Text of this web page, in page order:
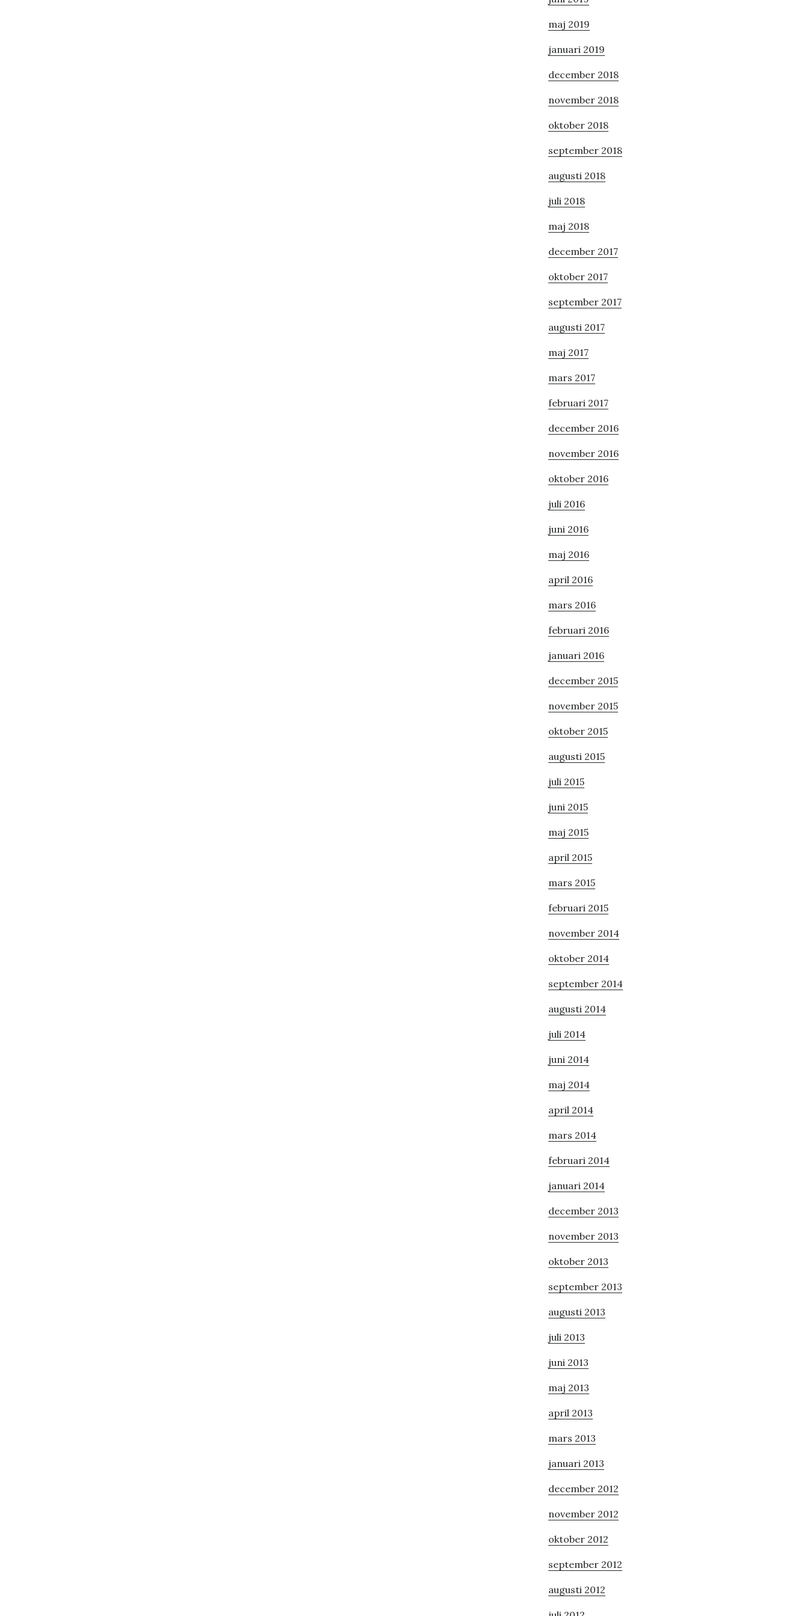
maj 2019
januari 2019
december 2018
november 2018
oktober 2018
september 2018
augusti 2018
juli 2018
maj 2018
december 2017
oktober 2017
september 2017
augusti 2017
maj 2017
mars 2017
februari 2017
december 2016
november 2016
oktober 2016
juli 2016
juni 2016
maj 2016
april 2016
mars 2016
februari 2016
januari 2016
december 2015
november 2015
oktober 2015
augusti 2015
juli 2015
juni 2015
maj 2015
april 2015
mars 2015
februari 2015
november 2014
oktober 2014
september 2014
augusti 2014
juli 2014
juni 2014
maj 2014
april 2014
mars 2014
februari 2014
januari 2014
december 2013
november 2013
oktober 2013
september 2013
augusti 2013
juli 2013
juni 2013
maj 2013
april 2013
mars 2013
januari 2013
december 2012
november 2012
oktober 2012
september 2012
augusti 2012